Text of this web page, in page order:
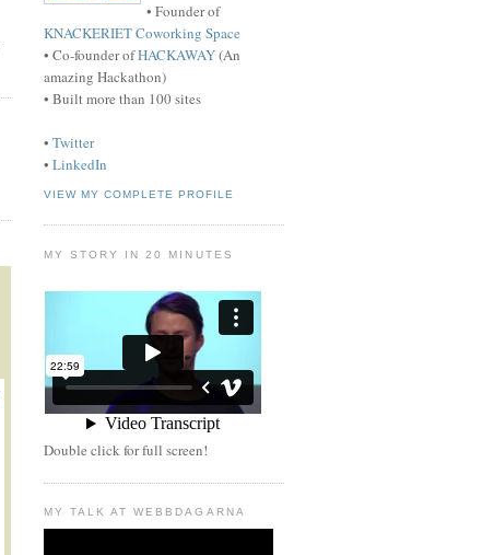
• Founder of
KNACKERIET Coworking Space
• Co-founder ofHACKAWAY(An
amazing Hackathon)
• Built more than 100 sites
• Twitter
• LinkedIn
VIEW MY COMPLETE PROFILE
MY STORY IN 20 MINUTES
Double click for full screen!
MY TALK AT WEBBDAGARNA